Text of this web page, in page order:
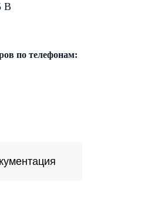
В
по телефонам: